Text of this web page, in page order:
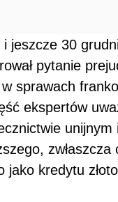
jeszcze 30
pytanie
sprawach
ekspertów
unijnym
zwłaszcza
kredytu